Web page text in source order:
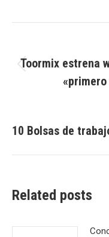
entre
Toormix estrena
10 Bolsas de
Related posts